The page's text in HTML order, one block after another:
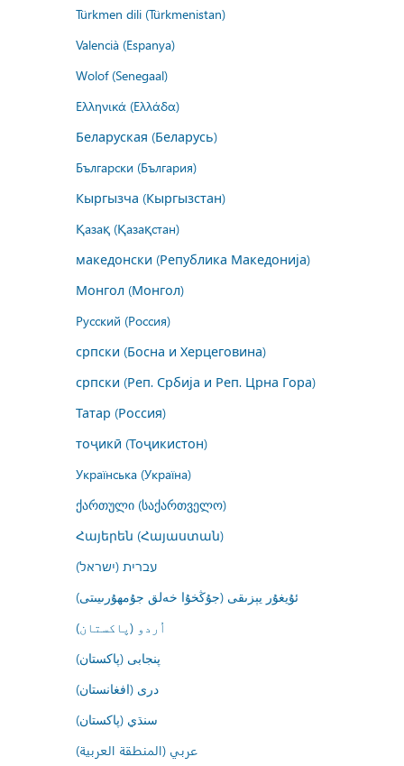
Türkmen dili (Türkmenistan)
Valencià (Espanya)
Wolof (Senegaal)
Ελληνικά (Ελλάδα)
Беларуская (Беларусь)
Български (България)
Кыргызча (Кыргызстан)
Қазақ (Қазақстан)
македонски (Република Македонија)
Монгол (Монгол)
Русский (Россия)
српски (Босна и Херцеговина)
српски (Реп. Србија и Реп. Црна Гора)
Татар (Россия)
тоҷикӣ (Тоҷикистон)
Українська (Україна)
ქართული (საქართველო)
Հայերեն (Հայաստան)
עברית (ישראל)
ئۇيغۇر يېزىقى (جۇڭخۇا خەلق جۇمھۇرىيىتى)
اُردو (پاکستان)
پنجابی (پاکستان)
درى (افغانستان)
سنڌي (پاکستان)
عربي (المنطقة العربية)